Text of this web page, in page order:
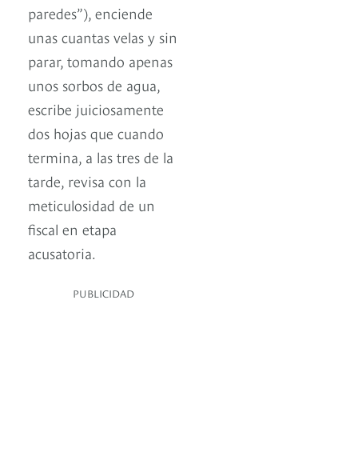
paredes”), enciende
unas cuantas velas y sin
parar, tomando apenas
unos sorbos de agua,
escribe juiciosamente
dos hojas que cuando
termina, a las tres de la
tarde, revisa con la
meticulosidad de un
fiscal en etapa
acusatoria.
PUBLICIDAD